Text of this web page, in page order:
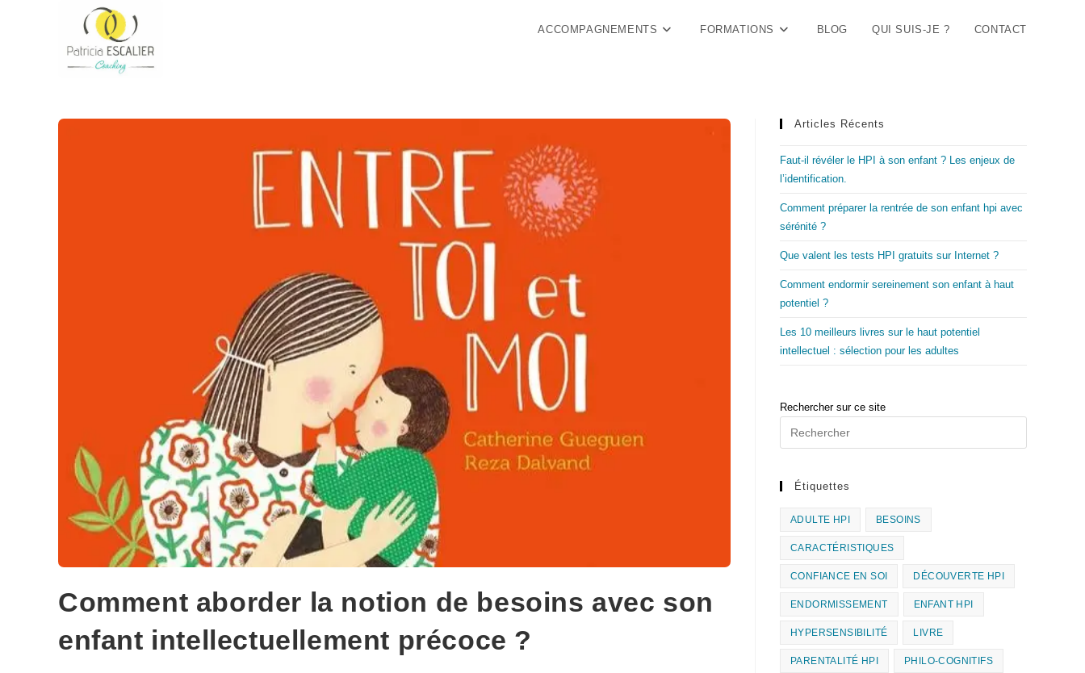
ACCOMPAGNEMENTS FORMATIONS BLOG QUI SUIS-JE ? CONTACT
Comment aborder la notion de besoins avec son
enfant intellectuellement précoce ?
Articles Récents
Faut-il révéler le HPI à son enfant ? Les enjeux de
l’identification.
Comment préparer la rentrée de son enfant hpi avec
sérénité ?
Que valent les tests HPI gratuits sur Internet ?
Comment endormir sereinement son enfant à haut
potentiel ?
Les 10 meilleurs livres sur le haut potentiel
intellectuel : sélection pour les adultes
Rechercher sur ce site
Étiquettes
ADULTE HPI BESOINS
CARACTÉRISTIQUES
CONFIANCE EN SOI DÉCOUVERTE HPI
ENDORMISSEMENT ENFANT HPI
HYPERSENSIBILITÉ LIVRE
PARENTALITÉ HPI PHILO-COGNITIFS